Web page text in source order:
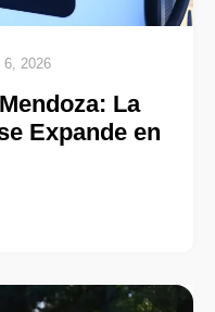
6, 2026
La
Expande en